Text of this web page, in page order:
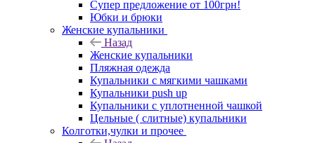
Супер предложение от 100грн!
Юбки и брюки
Женские купальники
Назад
Женские купальники
Пляжная одежда
Купальники с мягкими чашками
Купальники push up
Купальники с уплотненной чашкой
Цельные ( слитные) купальники
Колготки,чулки и прочее